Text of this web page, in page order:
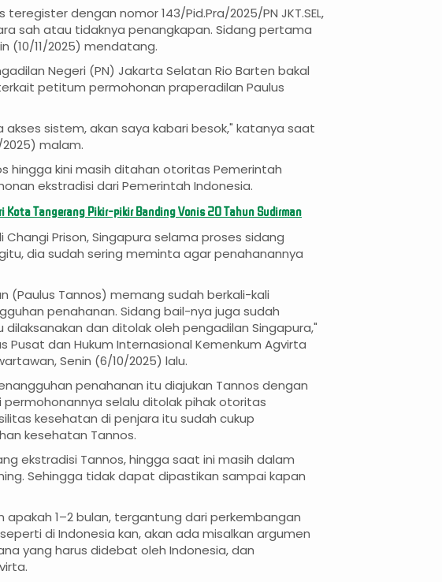
dengan nomor 143/Pid.Pra/2025/PN JKT.SEL,
sah atau tidaknya penangkapan. Sidang pertama
(10/11/2025) mendatang.
Negeri (PN) Jakarta Selatan Rio Barten bakal
petitum permohonan praperadilan Paulus
akses sistem, akan saya kabari besok," katanya saat
2025) malam.
hingga kini masih ditahan otoritas Pemerintah
ekstradisi dari Pemerintah Indonesia.
Kota Tangerang Pikir-pikir Banding Vonis 20 Tahun Sudirman
Changi Prison, Singapura selama proses sidang
dia sudah sering meminta agar penahanannya
(Paulus Tannos) memang sudah berkali-kali
penahanan. Sidang bail-nya juga sudah
dan ditolak oleh pengadilan Singapura,"
Pusat dan Hukum Internasional Kemenkum Agvirta
Senin (6/10/2025) lalu.
penahanan itu diajukan Tannos dengan
permohonannya selalu ditolak pihak otoritas
kesehatan di penjara itu sudah cukup
kesehatan Tannos.
ekstradisi Tannos, hingga saat ini masih dalam
Sehingga tidak dapat dipastikan sampai kapan
apakah 1–2 bulan, tergantung dari perkembangan
di Indonesia kan, akan ada misalkan argumen
yang harus didebat oleh Indonesia, dan